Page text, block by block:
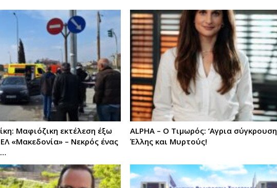
Μαφιόζικη εκτέλεση έξω
«Μακεδονία» – Νεκρός ένας
ALPHA – Ο Τιμωρός: ‘Αγρια σύγκρουση
Έλλης και Μυρτούς!